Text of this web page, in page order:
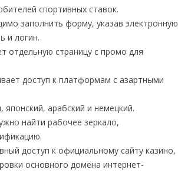
спортивных ставок.
заполнить форму, указав электронную
и логин.
отдельную страницу с промо для
доступ к платформам с азартными
арабский и немецкий.
найти рабочее зеркало,
доступ к официальному сайту казино,
основного домена интернет-